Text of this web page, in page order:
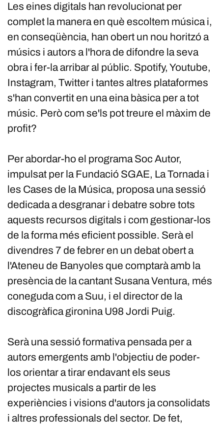
Les eines digitals han revolucionat per
complet la manera en què escoltem música i,
en conseqüència, han obert un nou horitzó a
músics i autors a l'hora de difondre la seva
obra i fer-la arribar al públic. Spotify, Youtube,
Instagram, Twitter i tantes altres plataformes
s'han convertit en una eina bàsica per a tot
músic. Però com se'ls pot treure el màxim de
profit?
Per abordar-ho el programa Soc Autor,
impulsat per la Fundació SGAE, La Tornada i
les Cases de la Música, proposa una sessió
dedicada a desgranar i debatre sobre tots
aquests recursos digitals i com gestionar-los
de la forma més eficient possible. Serà el
divendres 7 de febrer en un debat obert a
l'Ateneu de Banyoles que comptarà amb la
presència de la cantant Susana Ventura, més
coneguda com a Suu, i el director de la
discogràfica gironina U98 Jordi Puig.
Serà una sessió formativa pensada per a
autors emergents amb l'objectiu de poder-
los orientar a tirar endavant els seus
projectes musicals a partir de les
experiències i visions d'autors ja consolidats
i altres professionals del sector. De fet,